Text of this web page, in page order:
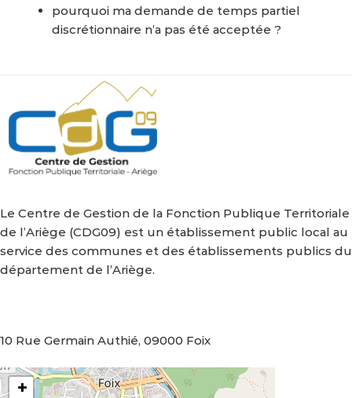
pourquoi ma demande de temps partiel
discrétionnaire n’a pas été acceptée ?
Le Centre de Gestion de la Fonction Publique Territoriale
de l’Ariège (CDG09) est un établissement public local au
service des communes et des établissements publics du
département de l’Ariège.
10 Rue Germain Authié, 09000 Foix
+